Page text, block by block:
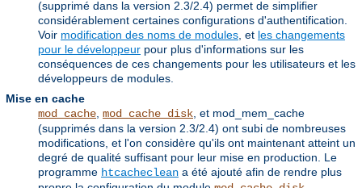
(supprimé dans la version 2.3/2.4) permet de simplifier
considérablement certaines configurations d'authentification.
Voir modification des noms de modules , et les changements
pour le développeur pour plus d'informations sur les
conséquences de ces changements pour les utilisateurs et les
développeurs de modules.
Mise en cache
mod_cache mod_cache_disk , et mod_mem_cache
(supprimés dans la version 2.3/2.4) ont subi de nombreuses
modifications, et l'on considère qu'ils ont maintenant atteint un
degré de qualité suffisant pour leur mise en production. Le
programme htcacheclean a été ajouté afin de rendre plus